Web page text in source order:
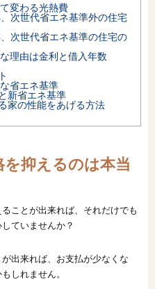
変わる光熱費
次世代省エネ基準外の住宅
次世代省エネ基準の住宅の
理由は金利と借入年数
省エネ基準
新省エネ基準
家の性能をあげる方法
抑えるのは本当
ことが出来れば、それだけでも
ていませんか？
出来れば、お支払が少なくな
しれません。